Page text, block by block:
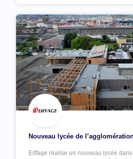
Nouveau lycée de
Eiffage réalise un nouveau lycée